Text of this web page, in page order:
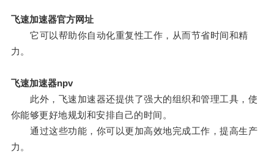
飞速加速器官方网址
它可以帮助你自动化重复性工作，从而节省时间和精
力。
飞速加速器npv
此外，飞速加速器还提供了强大的组织和管理工具，使
你能够更好地规划和安排自己的时间。
通过这些功能，你可以更加高效地完成工作，提高生产
力。